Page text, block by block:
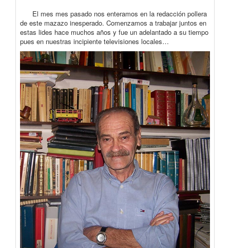
El mes mes pasado nos enteramos en la redacción pollera
de este mazazo inesperado. Comenzamos a trabajar juntos en
estas lides hace muchos años y fue un adelantado a su tiempo
pues en nuestras incipiente televisiones locales…